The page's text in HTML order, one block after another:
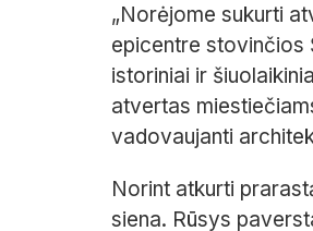
„Norėjome sukurti
epicentre stovinčios
istoriniai ir
atvertas
vadovaujanti
Norint atkurti
siena. Rūsys